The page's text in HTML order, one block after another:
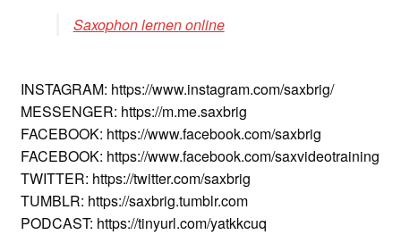
Saxophon lernen online
INSTAGRAM: https://www.instagram.com/saxbrig/
MESSENGER: https://m.me.saxbrig
FACEBOOK: https://www.facebook.com/saxbrig
FACEBOOK: https://www.facebook.com/saxvideotraining
TWITTER: https://twitter.com/saxbrig
TUMBLR: https://saxbrig.tumblr.com
PODCAST: https://tinyurl.com/yatkkcuq